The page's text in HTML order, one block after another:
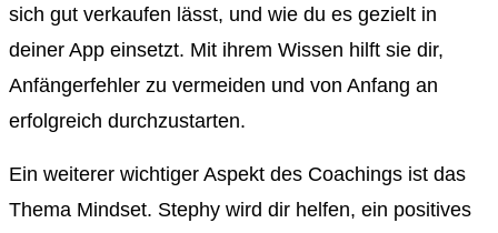
sich gut verkaufen lässt, und wie du es gezielt in
deiner App einsetzt. Mit ihrem Wissen hilft sie dir,
Anfängerfehler zu vermeiden und von Anfang an
erfolgreich durchzustarten.
Ein weiterer wichtiger Aspekt des Coachings ist das
Thema Mindset. Stephy wird dir helfen, ein positives